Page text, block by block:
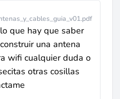
que hay que saber
una antena
wifi cualquier duda o
otras cosillas